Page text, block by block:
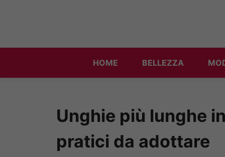
HOME BELLEZZA
Unghie più lunghe
pratici da adottare